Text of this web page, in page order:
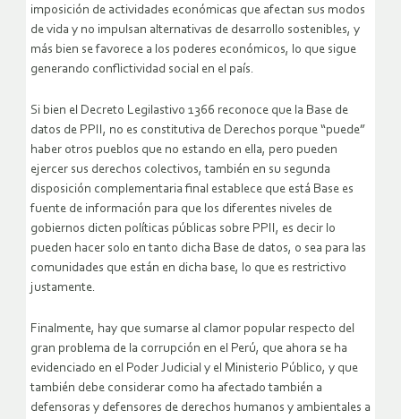
imposición de actividades económicas que afectan sus modos
de vida y no impulsan alternativas de desarrollo sostenibles, y
más bien se favorece a los poderes económicos, lo que sigue
generando conflictividad social en el país.
Si bien el Decreto Legilastivo 1366 reconoce que la Base de
datos de PPII, no es constitutiva de Derechos porque “puede”
haber otros pueblos que no estando en ella, pero pueden
ejercer sus derechos colectivos, también en su segunda
disposición complementaria final establece que está Base es
fuente de información para que los diferentes niveles de
gobiernos dicten políticas públicas sobre PPII, es decir lo
pueden hacer solo en tanto dicha Base de datos, o sea para las
comunidades que están en dicha base, lo que es restrictivo
justamente.
Finalmente, hay que sumarse al clamor popular respecto del
gran problema de la corrupción en el Perú, que ahora se ha
evidenciado en el Poder Judicial y el Ministerio Público, y que
también debe considerar como ha afectado también a
defensoras y defensores de derechos humanos y ambientales a